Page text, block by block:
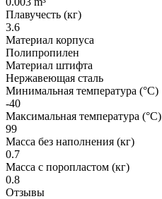
Плавучесть (кг)
3.6
Материал корпуса
Полипропилен
Материал штифта
Нержавеющая сталь
Минимальная температура (°C)
-40
Максимальная температура (°C)
99
Масса без наполнения (кг)
0.7
Масса с поропластом (кг)
0.8
Отзывы